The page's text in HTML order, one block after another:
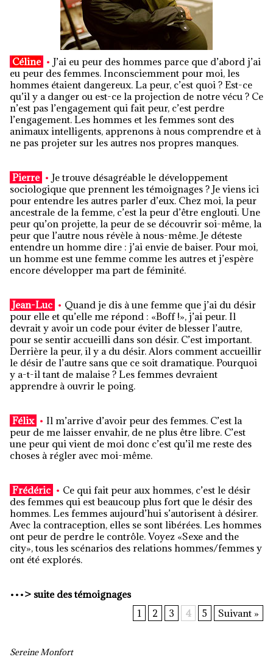
Céline • J’ai eu peur des hommes parce que d’abord j’ai
eu peur des femmes. Inconsciemment pour moi, les
hommes étaient dangereux. La peur, c’est quoi ? Est-ce
qu’il y a danger ou est-ce la projection de notre vécu ? Ce
n’est pas l’engagement qui fait peur, c’est perdre
l’engagement. Les hommes et les femmes sont des
animaux intelligents, apprenons à nous comprendre et à
ne pas projeter sur les autres nos propres manques.
Pierre • Je trouve désagréable le développement
sociologique que prennent les témoignages ? Je viens ici
pour entendre les autres parler d’eux. Chez moi, la peur
ancestrale de la femme, c’est la peur d’être englouti. Une
peur qu’on projette, la peur de se découvrir soi-même, la
peur que l’autre nous révèle à nous-même. Je déteste
entendre un homme dire : j’ai envie de baiser. Pour moi,
un homme est une femme comme les autres et j’espère
encore développer ma part de féminité.
Jean-Luc • Quand je dis à une femme que j’ai du désir
pour elle et qu’elle me répond : «Boff !», j’ai peur. Il
devrait y avoir un code pour éviter de blesser l’autre,
pour se sentir accueilli dans son désir. C’est important.
Derrière la peur, il y a du désir. Alors comment accueillir
le désir de l’autre sans que ce soit dramatique. Pourquoi
y a-t-il tant de malaise ? Les femmes devraient
apprendre à ouvrir le poing.
Félix • Il m’arrive d’avoir peur des femmes. C’est la
peur de me laisser envahir, de ne plus être libre. C’est
une peur qui vient de moi donc c’est qu’il me reste des
choses à régler avec moi-même.
Frédéric • Ce qui fait peur aux hommes, c’est le désir
des femmes qui est beaucoup plus fort que le désir des
hommes. Les femmes aujourd’hui s’autorisent à désirer.
Avec la contraception, elles se sont libérées. Les hommes
ont peur de perdre le contrôle. Voyez «Sexe and the
city», tous les scénarios des relations hommes/femmes y
ont été explorés.
•••> suite des témoignages
1
2 3 4 5 Suivant »
Sereine Monfort